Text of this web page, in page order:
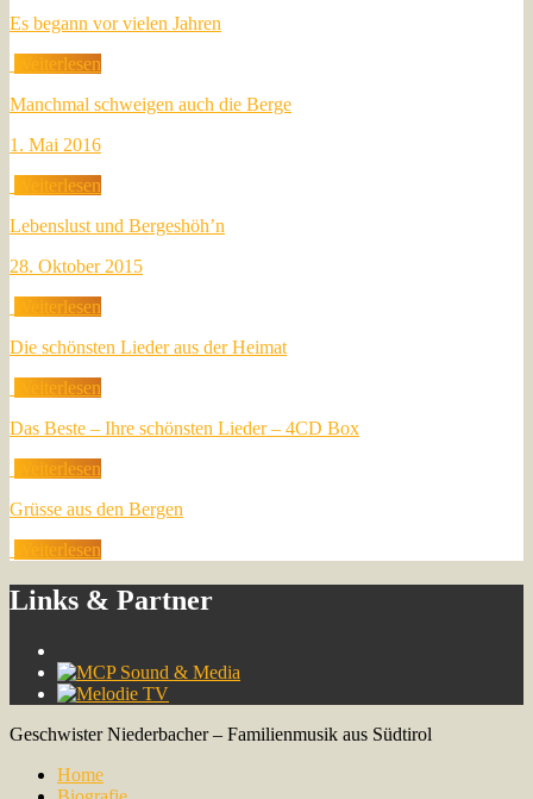
Es begann vor vielen Jahren
Weiterlesen
Manchmal schweigen auch die Berge
1. Mai 2016
Weiterlesen
Lebenslust und Bergeshöh’n
28. Oktober 2015
Weiterlesen
Die schönsten Lieder aus der Heimat
Weiterlesen
Das Beste – Ihre schönsten Lieder – 4CD Box
Weiterlesen
Grüsse aus den Bergen
Weiterlesen
Links & Partner
Geschwister Niederbacher – Familienmusik aus Südtirol
Home